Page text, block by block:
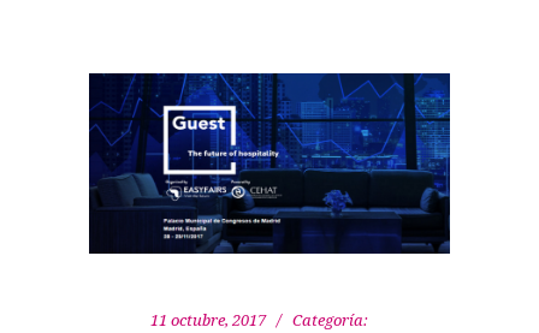
11 octubre, 2017
Categoría: